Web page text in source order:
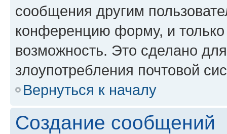
сообщения другим
конференцию форму, и
возможность. Это сделано
злоупотребления почтовой
Вернуться к началу
Создание сообщений